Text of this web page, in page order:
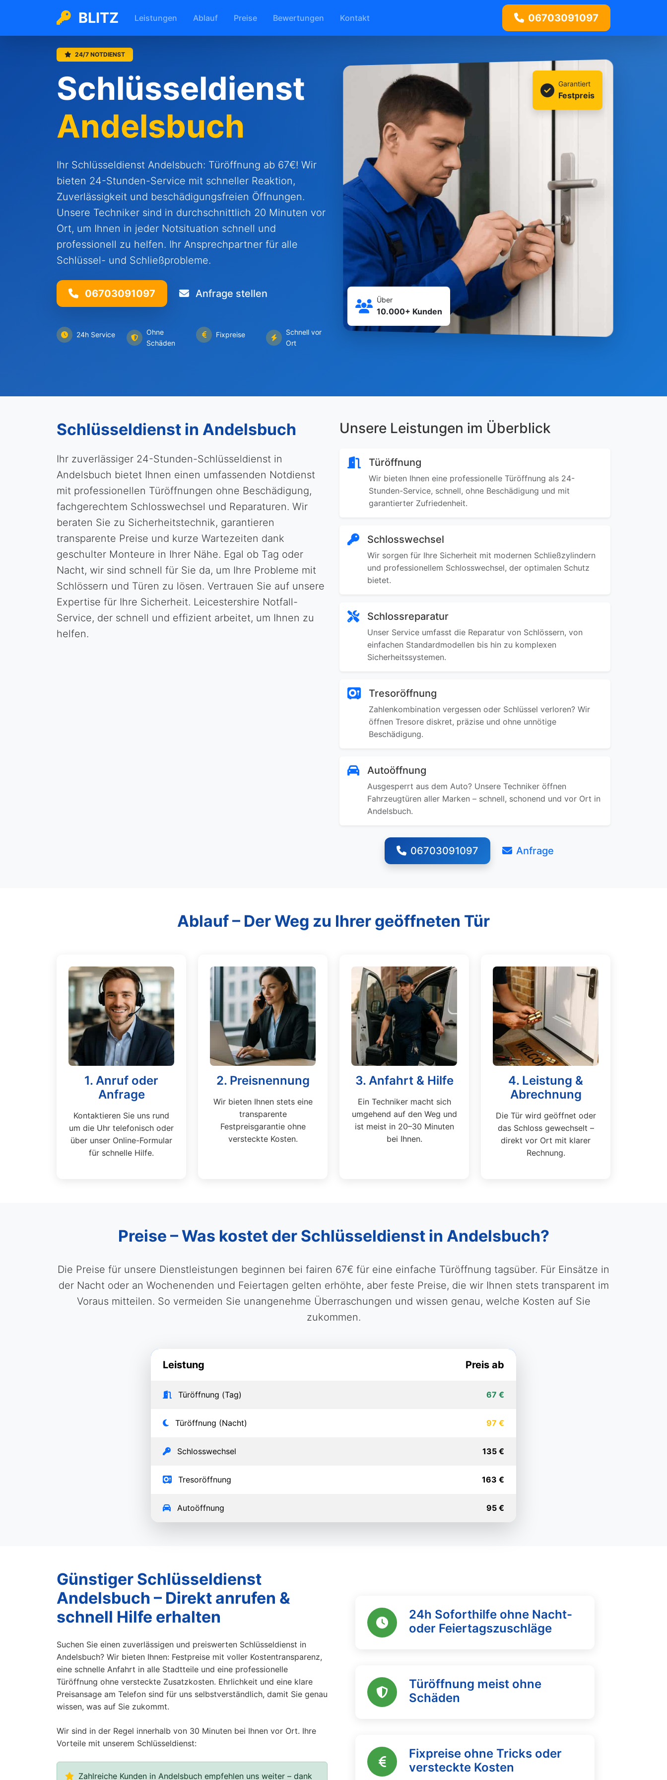
BLITZ Leistungen Ablauf Preise Bewertungen Kontakt 06703091097
24/7 NOTDIENST
Schlüsseldienst
Andelsbuch
Ihr Schlüsseldienst Andelsbuch: Türöffnung ab 67€! Wir
bieten 24-Stunden-Service mit schneller Reaktion,
Zuverlässigkeit und beschädigungsfreien Öffnungen.
Unsere Techniker sind in durchschnittlich 20 Minuten vor
Ort, um Ihnen in jeder Notsituation schnell und
professionell zu helfen. Ihr Ansprechpartner für alle
Schlüssel- und Schließprobleme.
06703091097 Anfrage stellen
24h Service
Ohne
Schäden
Fixpreise
Schnell vor
Ort
Garantiert
Festpreis
Über
10.000+ Kunden
Schlüsseldienst in Andelsbuch
Ihr zuverlässiger 24-Stunden-Schlüsseldienst in
Andelsbuch bietet Ihnen einen umfassenden Notdienst
mit professionellen Türöffnungen ohne Beschädigung,
fachgerechtem Schlosswechsel und Reparaturen. Wir
beraten Sie zu Sicherheitstechnik, garantieren
transparente Preise und kurze Wartezeiten dank
geschulter Monteure in Ihrer Nähe. Egal ob Tag oder
Nacht, wir sind schnell für Sie da, um Ihre Probleme mit
Schlössern und Türen zu lösen. Vertrauen Sie auf unsere
Expertise für Ihre Sicherheit. Leicestershire Notfall-
Service, der schnell und effizient arbeitet, um Ihnen zu
helfen.
Unsere Leistungen im Überblick
Türöffnung
Wir bieten Ihnen eine professionelle Türöffnung als 24-
Stunden-Service, schnell, ohne Beschädigung und mit
garantierter Zufriedenheit.
Schlosswechsel
Wir sorgen für Ihre Sicherheit mit modernen Schließzylindern
und professionellem Schlosswechsel, der optimalen Schutz
bietet.
Schlossreparatur
Unser Service umfasst die Reparatur von Schlössern, von
einfachen Standardmodellen bis hin zu komplexen
Sicherheitssystemen.
Tresoröffnung
Zahlenkombination vergessen oder Schlüssel verloren? Wir
öffnen Tresore diskret, präzise und ohne unnötige
Beschädigung.
Autoöffnung
Ausgesperrt aus dem Auto? Unsere Techniker öffnen
Fahrzeugtüren aller Marken – schnell, schonend und vor Ort in
Andelsbuch.
06703091097 Anfrage
Ablauf – Der Weg zu Ihrer geöffneten Tür
1. Anruf oder
Anfrage
Kontaktieren Sie uns rund
um die Uhr telefonisch oder
über unser Online-Formular
für schnelle Hilfe.
2. Preisnennung
Wir bieten Ihnen stets eine
transparente
Festpreisgarantie ohne
versteckte Kosten.
3. Anfahrt & Hilfe
Ein Techniker macht sich
umgehend auf den Weg und
ist meist in 20–30 Minuten
bei Ihnen.
4. Leistung &
Abrechnung
Die Tür wird geöffnet oder
das Schloss gewechselt –
direkt vor Ort mit klarer
Rechnung.
Preise – Was kostet der Schlüsseldienst in Andelsbuch?
Die Preise für unsere Dienstleistungen beginnen bei fairen 67€ für eine einfache Türöffnung tagsüber. Für Einsätze in
der Nacht oder an Wochenenden und Feiertagen gelten erhöhte, aber feste Preise, die wir Ihnen stets transparent im
Voraus mitteilen. So vermeiden Sie unangenehme Überraschungen und wissen genau, welche Kosten auf Sie
zukommen.
Leistung Preis ab
Türöffnung (Tag) 67 €
Türöffnung (Nacht) 97 €
Schlosswechsel 135 €
Tresoröffnung 163 €
Autoöffnung 95 €
Günstiger Schlüsseldienst
Andelsbuch – Direkt anrufen &
schnell Hilfe erhalten
Suchen Sie einen zuverlässigen und preiswerten Schlüsseldienst in
Andelsbuch? Wir bieten Ihnen: Festpreise mit voller Kostentransparenz,
eine schnelle Anfahrt in alle Stadtteile und eine professionelle
Türöffnung ohne versteckte Zusatzkosten. Ehrlichkeit und eine klare
Preisansage am Telefon sind für uns selbstverständlich, damit Sie genau
wissen, was auf Sie zukommt.
Wir sind in der Regel innerhalb von 30 Minuten bei Ihnen vor Ort. Ihre
Vorteile mit unserem Schlüsseldienst:
Zahlreiche Kunden in Andelsbuch empfehlen uns weiter – dank
24h Soforthilfe ohne Nacht-
oder Feiertagszuschläge
Türöffnung meist ohne
Schäden
Fixpreise ohne Tricks oder
versteckte Kosten